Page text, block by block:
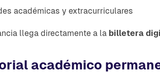
académicas y extracurriculares
llega directamente a la billetera
académico